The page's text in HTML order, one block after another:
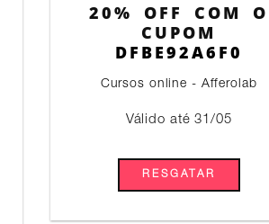
20% OFF COM O
CUPOM
DFBE92A6F0
Cursos online - Afferolab
Válido até 31/05
RESGATAR